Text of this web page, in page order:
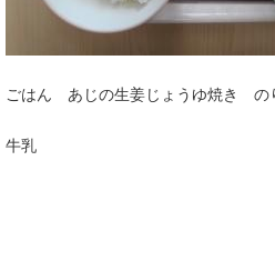
ごはん あじの生姜じょうゆ焼き の
牛乳